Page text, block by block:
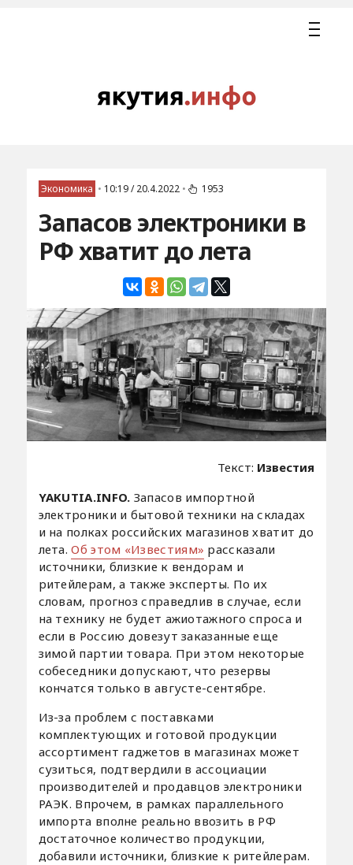
Экономика • 10:19 / 20.4.2022 • 1953
Запасов электроники в
РФ хватит до лета
Текст: Известия
YAKUTIA.INFO. Запасов импортной
электроники и бытовой техники на складах
и на полках российских магазинов хватит до
лета.Об этом «Известиям» рассказали
источники, близкие к вендорам и
ритейлерам, а также эксперты. По их
словам, прогноз справедлив в случае, если
на технику не будет ажиотажного спроса и
если в Россию довезут заказанные еще
зимой партии товара. При этом некоторые
собеседники допускают, что резервы
кончатся только в августе-сентябре.
Из-за проблем с поставками
комплектующих и готовой продукции
ассортимент гаджетов в магазинах может
сузиться, подтвердили в ассоциации
производителей и продавцов электроники
РАЭК. Впрочем, в рамках параллельного
импорта вполне реально ввозить в РФ
достаточное количество продукции,
добавили источники, близкие к ритейлерам.